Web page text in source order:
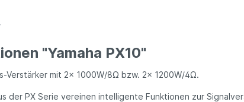
"Yamaha PX10"
Verstärker mit 2x 1000W/8Ω bzw. 2x 1200W/4Ω.
der PX Serie vereinen intelligente Funktionen zur